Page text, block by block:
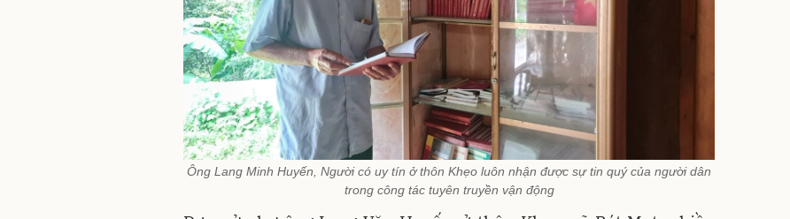
Ông Lang Minh Huyến, Người có uy tín ở thôn Khẹo luôn nhận được sự tin quý của người dân
trong công tác tuyên truyền vận động